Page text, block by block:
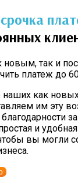
так и
платеж до
как
им эту
и
вы могли